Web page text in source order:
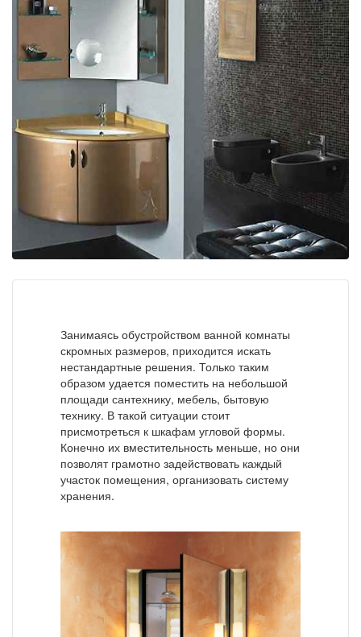
Занимаясь обустройством ванной комнаты
скромных размеров, приходится искать
нестандартные решения. Только таким
образом удается поместить на небольшой
площади сантехнику, мебель, бытовую
технику. В такой ситуации стоит
присмотреться к шкафам угловой формы.
Конечно их вместительность меньше, но они
позволят грамотно задействовать каждый
участок помещения, организовать систему
хранения.